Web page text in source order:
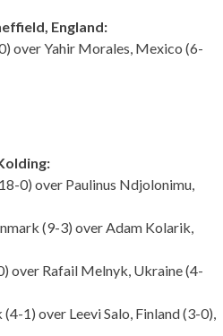
England:
over Yahir Morales, Mexico (6-
0) over Paulinus Ndjolonimu,
(9-3) over Adam Kolarik,
over Rafail Melnyk, Ukraine (4-
1) over Leevi Salo, Finland (3-0),